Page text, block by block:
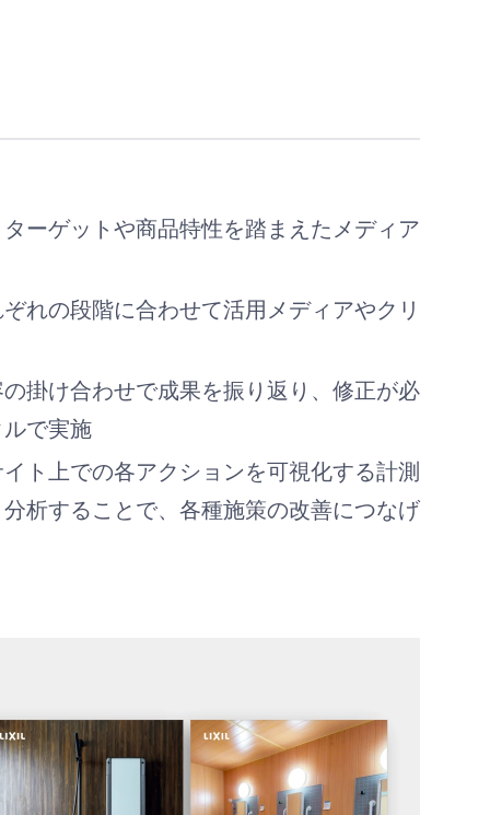
ーゲットや商品特性を踏まえたメディア
れの段階に合わせて活用メディアやクリ
掛け合わせで成果を振り返り、修正が必
で実施
ト上での各アクションを可視化する計測
析することで、各種施策の改善につなげ